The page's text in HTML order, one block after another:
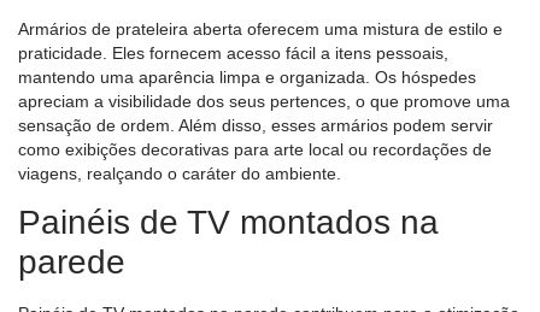
Armários de prateleira aberta oferecem uma mistura de estilo e
praticidade. Eles fornecem acesso fácil a itens pessoais,
mantendo uma aparência limpa e organizada. Os hóspedes
apreciam a visibilidade dos seus pertences, o que promove uma
sensação de ordem. Além disso, esses armários podem servir
como exibições decorativas para arte local ou recordações de
viagens, realçando o caráter do ambiente.
Painéis de TV montados na
parede